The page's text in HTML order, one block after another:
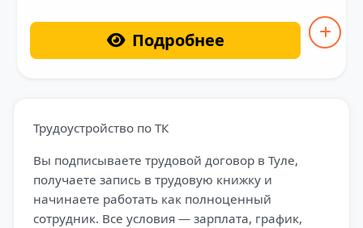
Подробнее
Трудоустройство по ТК
Вы подписываете трудовой договор в Туле,
получаете запись в трудовую книжку и
начинаете работать как полноценный
сотрудник. Все условия — зарплата, график,